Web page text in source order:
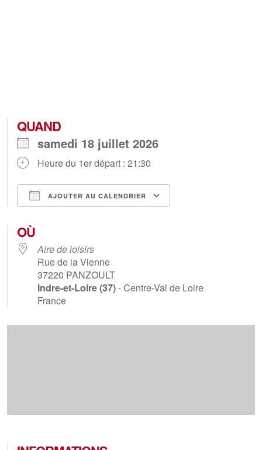
QUAND
samedi 18 juillet 2026
Heure du 1er départ : 21:30
AJOUTER AU CALENDRIER
OÙ
Aire de loisirs
Rue de la Vienne
37220 PANZOULT
Indre-et-Loire (37)- Centre-Val de Loire
France